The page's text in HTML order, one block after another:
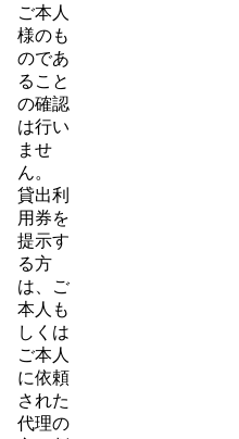
ご本人
様のも
のであ
ること
の確認
は行い
ませ
ん。
貸出利
用券を
提示す
る方
は、ご
本人も
しくは
ご本人
に依頼
された
代理の